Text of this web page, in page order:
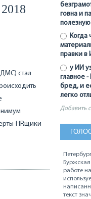
стал
HRщики
говна и
Когда
правки в
у ИИ
главное
бред, и
легко
Добавить
работе
текст